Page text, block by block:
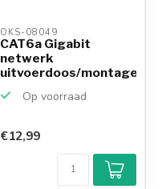
OKS-08049
CAT6a Gigabit
netwerk
uitvoerdoos/
Op voorraad
€12,99